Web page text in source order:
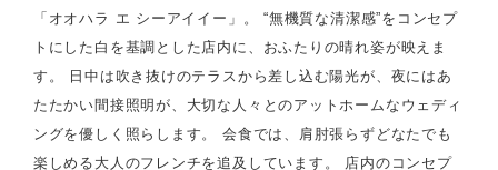
「オオハラ エ シーアイイー」。 “無機質な清潔感”をコンセプ
トにした白を基調とした店内に、おふたりの晴れ姿が映えま
す。 日中は吹き抜けのテラスから差し込む陽光が、夜にはあ
たたかい間接照明が、大切な人々とのアットホームなウェディ
ングを優しく照らします。 会食では、肩肘張らずどなたでも
楽しめる大人のフレンチを追及しています。 店内のコンセプ